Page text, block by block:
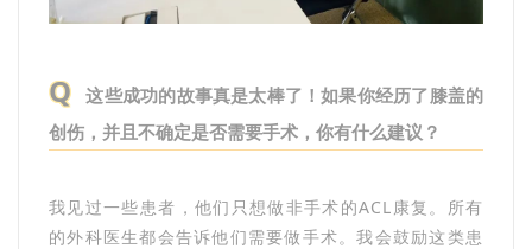
Q这些成功的故事真是太棒了！如果你经历了膝盖的
创伤，并且不确定是否需要手术，你有什么建议？
我见过一些患者，他们只想做非手术的ACL康复。所有
的外科医生都会告诉他们需要做手术。我会鼓励这类患